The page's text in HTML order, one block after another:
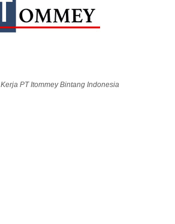
PT Itommey Bintang Indonesia